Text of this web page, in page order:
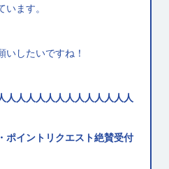
ます。
したいですね！
人人人人人人人人人人人人人
トリクエスト絶賛受付